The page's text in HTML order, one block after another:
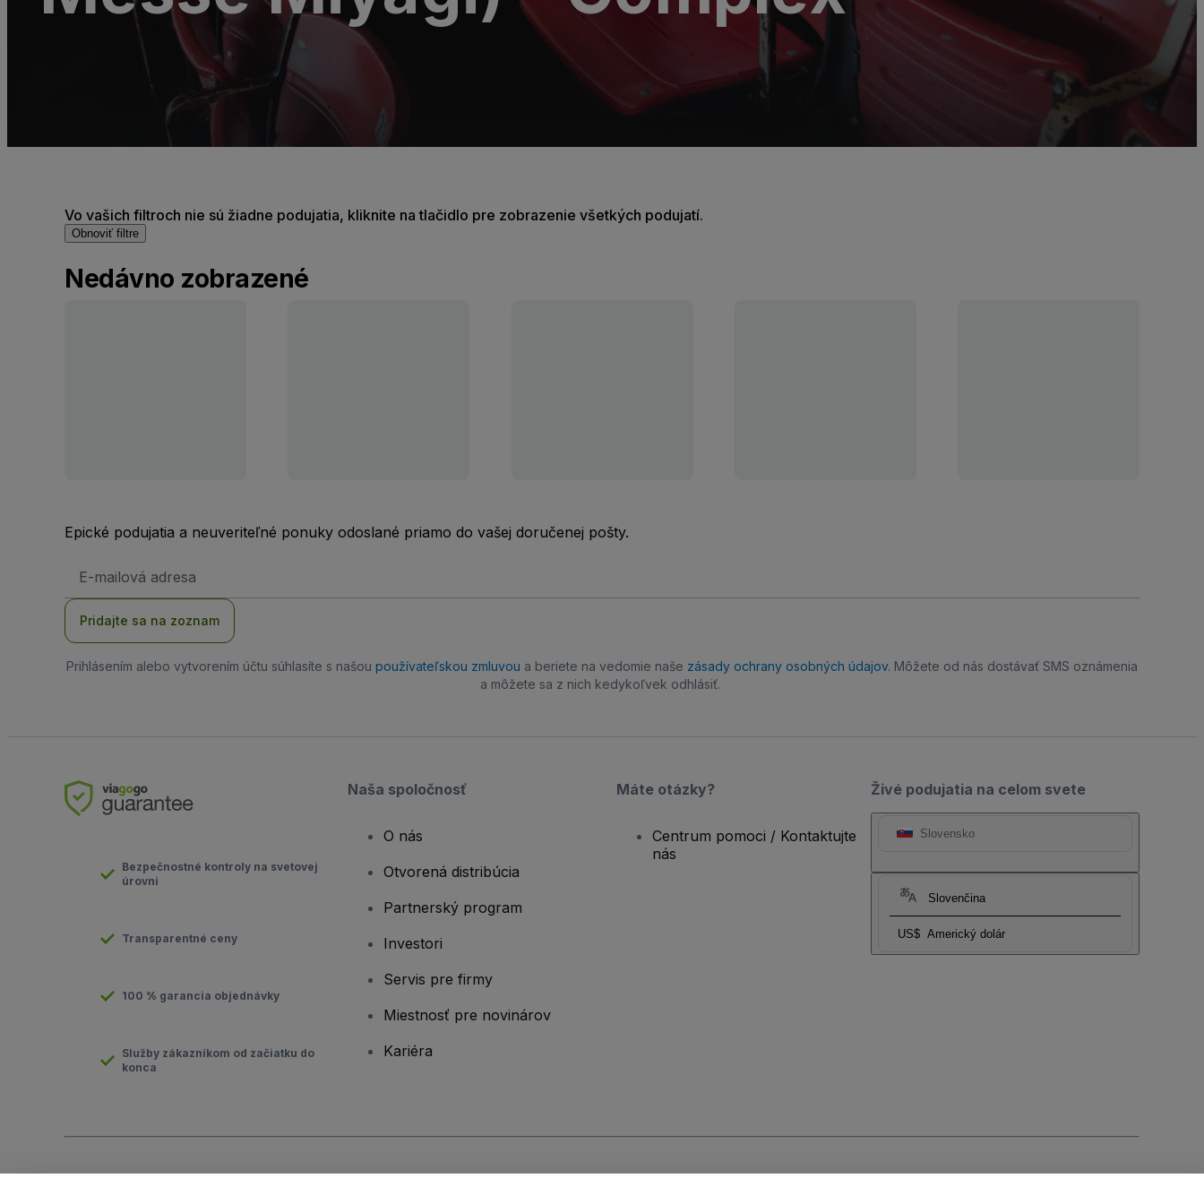
Vo vašich filtroch nie sú žiadne podujatia, kliknite na tlačidlo pre zobrazenie všetkých podujatí.
Obnoviť filtre
Nedávno zobrazené
Epické podujatia a neuveriteľné ponuky odoslané priamo do vašej doručenej pošty.
mailová
Pridajte sa na zoznam
Prihlásením alebo vytvorením účtu súhlasíte s našou používateľskou zmluvou a beriete na vedomie naše zásady ochrany osobných údajov. Môžete od nás dostávať SMS oznámenia
a môžete sa z nich kedykoľvek odhlásiť.
Živé podujatia na celom svete
Slovensko
Slovenčina
US$ Americký dolár
Bezpečnostné kontroly na svetovej
úrovni
Transparentné ceny
100 % garancia objednávky
Služby zákazníkom od začiatku do
konca
Naša spoločnosť
O nás
Otvorená distribúcia
Partnerský program
Investori
Servis pre firmy
Miestnosť pre novinárov
Kariéra
Máte otázky?
Centrum pomoci / Kontaktujte
nás